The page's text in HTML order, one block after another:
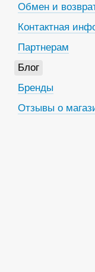
Обмен и
Контактная
Партнерам
Блог
Бренды
Отзывы о